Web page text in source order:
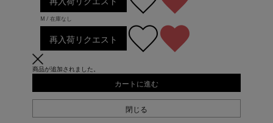
M / 在庫なし
再入荷リクエスト
商品が追加されました。
カートに進む
閉じる